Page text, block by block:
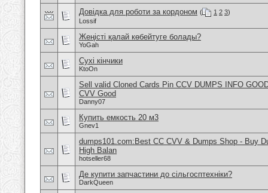
Довідка для роботи за кордоном ( 1 2 3)
Lossif
Жеңісті қалай көбейтуге болады?
YoGah
Сухі кінчики
KtoOn
Sell valid Cloned Cards Pin CCV DUMPS INFO
CVV Good
Danny07
Купить емкость 20 м3
Gnev1
dumps101.com:Best CC CVV & Dumps Shop - Buy
High Balan
hotseller68
Де купити запчастини до сільгосптехніки?
DarkQueen